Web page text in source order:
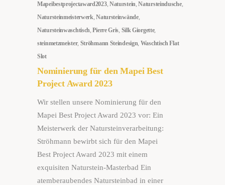
Mapeibestprojectaward2023, Naturstein,Natursteindusche,
Natursteinmeisterwerk,Natursteinwände,
Natursteinwaschtisch,Pierre Gris, Silk Giorgette,
steinmetzmeister, Ströhmann Steindesign, Waschtisch Flat
Slot
Nominierung für den Mapei Best
Project Award 2023
Wir stellen unsere Nominierung für den
Mapei Best Project Award 2023 vor: Ein
Meisterwerk der Natursteinverarbeitung:
Ströhmann bewirbt sich für den Mapei
Best Project Award 2023 mit einem
exquisiten Naturstein-Masterbad Ein
atemberaubendes Natursteinbad in einer